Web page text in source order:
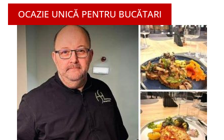
OCAZIE UNICĂ PENTRU BUCĂTARI